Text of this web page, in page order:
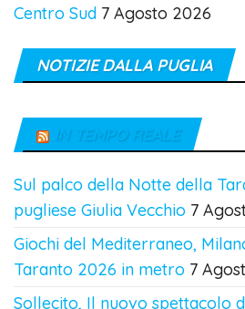
Centro Sud 7 Agosto 2026
NOTIZIE DALLA PUGLIA
IN TEMPO REALE
Sul palco della Notte della
pugliese Giulia Vecchio 7
Giochi del Mediterraneo,
Taranto 2026 in metro 7
Sollecito, Il nuovo spettacolo